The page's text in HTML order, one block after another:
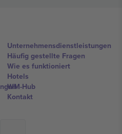
Unternehmensdienstleistungen
Häufig gestellte Fragen
Wie es funktioniert
Hotels
WM-Hub
Kontakt